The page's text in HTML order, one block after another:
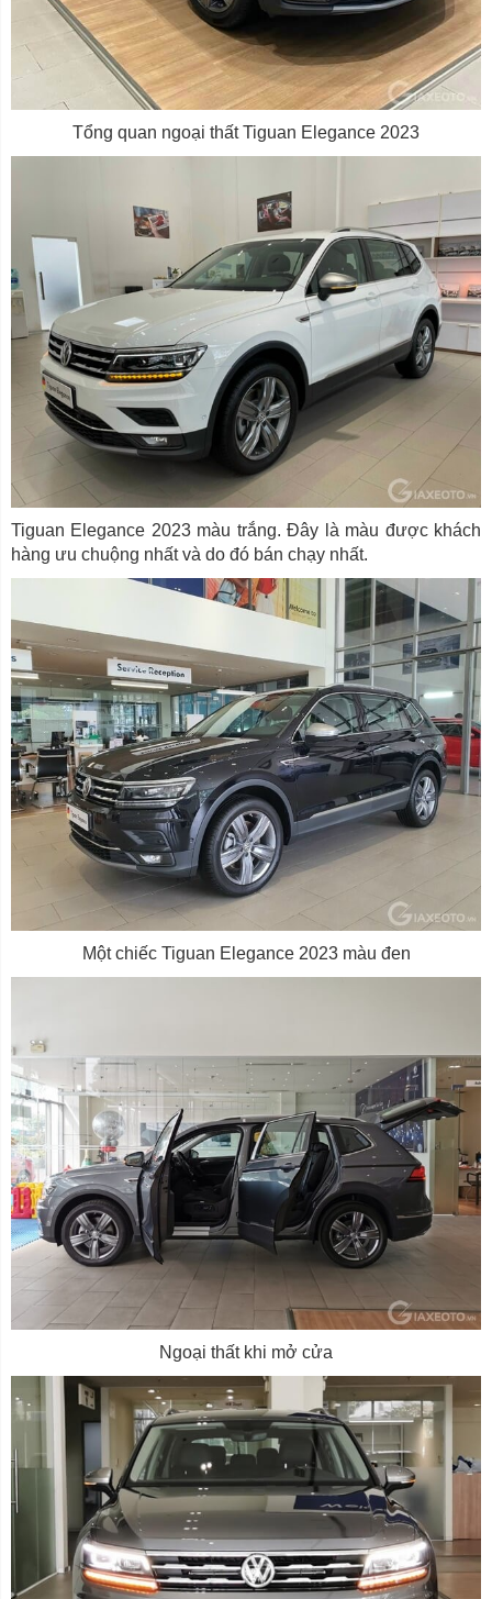
Tổng quan ngoại thất Tiguan Elegance 2023
Tiguan Elegance 2023 màu trắng. Đây là màu được khách
hàng ưu chuộng nhất và do đó bán chạy nhất.
Một chiếc Tiguan Elegance 2023 màu đen
Ngoại thất khi mở cửa